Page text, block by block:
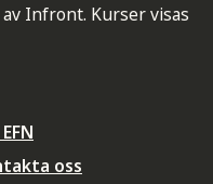
Infront. Kurser visas
oss